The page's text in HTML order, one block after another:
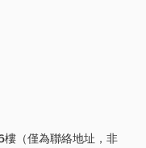
（僅為聯絡地址，非